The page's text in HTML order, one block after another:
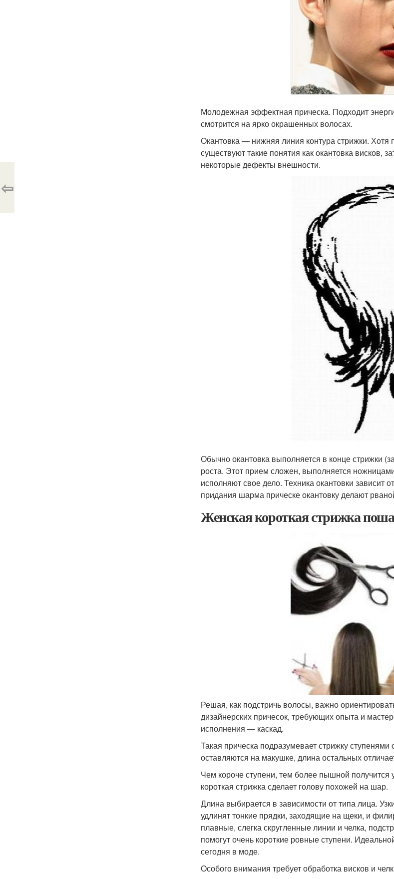
Молодежная эффектная прическа. Подходит
смотрится на ярко окрашенных волосах.
Окантовка — нижняя линия контура стрижки.
существуют такие понятия как окантовка висков,
некоторые дефекты внешности.
Обычно окантовка выполняется в конце стрижки
роста. Этот прием сложен, выполняется
исполняют свое дело. Техника окантовки зависит
придания шарма прическе окантовку делают
Женская короткая стрижка
Решая, как подстричь волосы, важно
дизайнерских причесок, требующих опыта и
исполнения — каскад.
Такая прическа подразумевает стрижку
оставляются на макушке, длина остальных
Чем короче ступени, тем более пышной
короткая стрижка сделает голову похожей на шар.
Длина выбирается в зависимости от типа лица.
удлинят тонкие прядки, заходящие на щеки, и
плавные, слегка скругленные линии и челка,
помогут очень короткие ровные ступени.
сегодня в моде.
Особого внимания требует обработка висков и
⇦